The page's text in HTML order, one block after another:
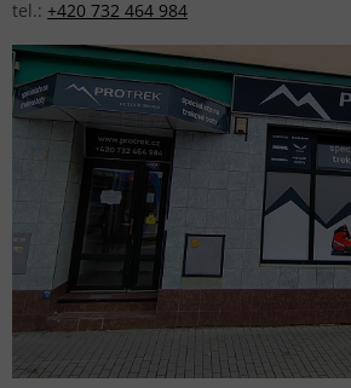
tel.: +420 732 464 984